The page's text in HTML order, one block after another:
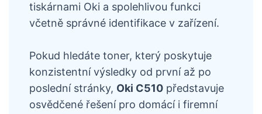
tiskárnami Oki a spolehlivou funkci
včetně správné identifikace v zařízení.
Pokud hledáte toner, který poskytuje
konzistentní výsledky od první až po
poslední stránky, Oki C510 představuje
osvědčené řešení pro domácí i firemní